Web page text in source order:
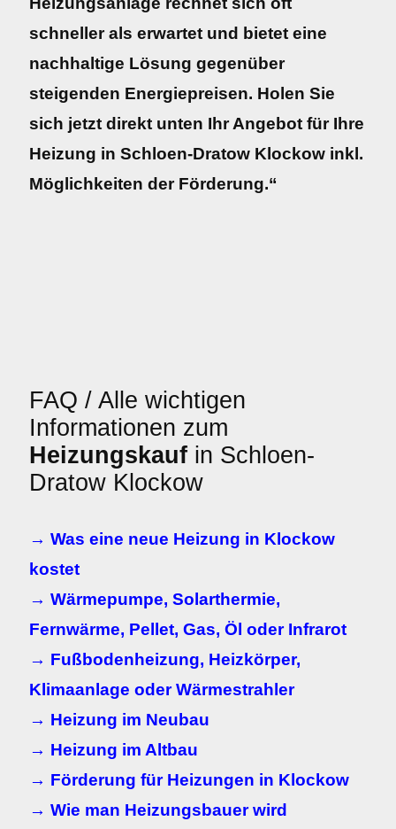
schneller als erwartet und bietet eine
nachhaltige Lösung gegenüber
steigenden Energiepreisen. Holen Sie
sich jetzt direkt unten Ihr Angebot für Ihre
Heizung in Schloen-Dratow Klockow inkl.
Möglichkeiten der Förderung.“
FAQ / Alle wichtigen
Informationen zum
Heizungskauf in Schloen-
Dratow Klockow
→ Was eine neue Heizung in Klockow
kostet
→ Wärmepumpe, Solarthermie,
Fernwärme, Pellet, Gas, Öl oder Infrarot
→ Fußbodenheizung, Heizkörper,
Klimaanlage oder Wärmestrahler
→ Heizung im Neubau
→ Heizung im Altbau
→ Förderung für Heizungen in Klockow
→ Wie man Heizungsbauer wird